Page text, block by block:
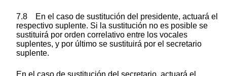
7.8 En el caso de sustitución del presidente, actuará el
respectivo suplente. Si la sustitución no es posible se
sustituirá por orden correlativo entre los vocales
suplentes, y por último se sustituirá por el secretario
suplente.
En el caso de sustitución del secretario, actuará el